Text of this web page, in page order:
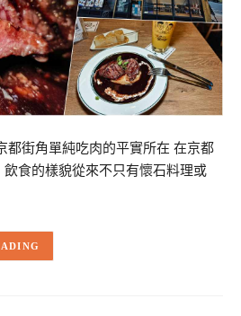
都街角單純吃肉的平實所在 在京都
食的樣貌從來不只有懷石料理或